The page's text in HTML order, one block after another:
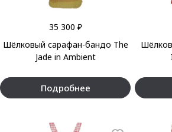
35 300 ₽
Шёлковый сарафан-бандо The
Jade in Ambient
Подробнее